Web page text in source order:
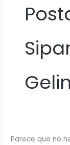
Gelin
Parece que no